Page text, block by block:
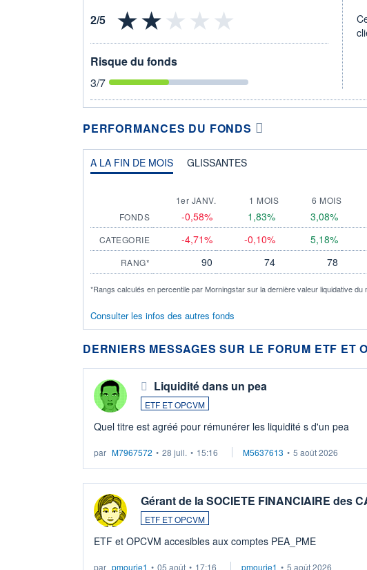
Risque du fonds
3/7
PERFORMANCES DU FONDS
A LA FIN DE MOIS GLISSANTES
1er JANV. 1 MOIS 6 MOIS
FONDS
-0,58% 1,83% 3,08%
CATEGORIE -4,71% -0,10% 5,18%
RANG* 90 74 78
*Rangs calculés en percentile par Morningstar sur la dernière valeur liquidative du
Consulter les infos des autres fonds
DERNIERS MESSAGES SUR LE FORUM ETF ET
Liquidité dans un pea
ETF ET OPCVM
Quel titre est agréé pour rémunérer les liquidité s d'un pea
par M7967572 • 28 juil. • 15:16 M5637613 • 5 août 2026
Gérant de la SOCIETE FINANCIAIRE des
ETF ET OPCVM
ETF et OPCVM accesibles aux comptes PEA_PME
par pmourie1 • 05 août • 17:16 pmourie1 • 5 août 2026